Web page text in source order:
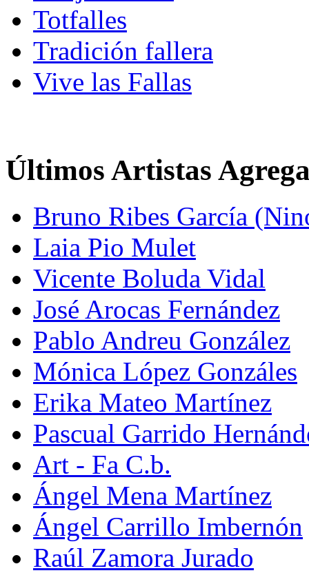
Totfalles
Tradición fallera
Vive las Fallas
Últimos Artistas
Bruno Ribes García
Laia Pio Mulet
Vicente Boluda Vidal
José Arocas Fernández
Pablo Andreu González
Mónica López Gonzáles
Erika Mateo Martínez
Pascual Garrido
Art - Fa C.b.
Ángel Mena Martínez
Ángel Carrillo Imbernón
Raúl Zamora Jurado